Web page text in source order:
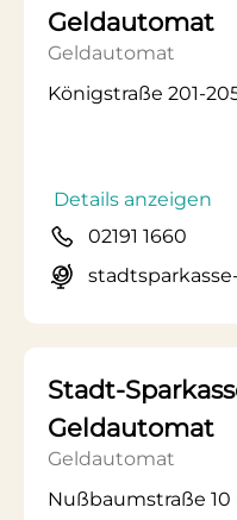
Geldautomat
Geldautomat
Königstraße 201-
Details anzeigen
02191 1660
Stadt-
Geldautomat
Geldautomat
Nußbaumstraße 10